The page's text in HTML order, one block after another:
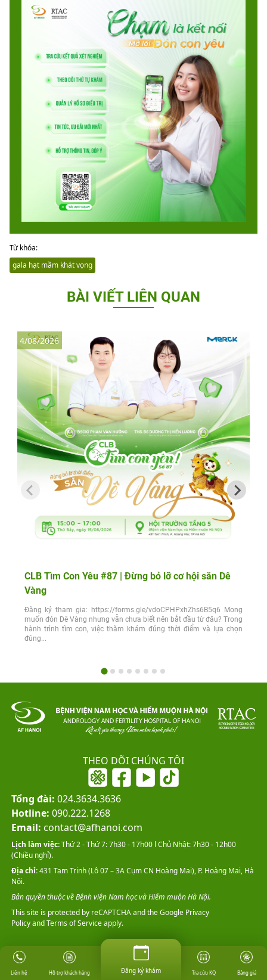
Từ khóa:
gala hạt mầm khát vọng
BÀI VIẾT LIÊN QUAN
CLB Tìm Con Yêu #87 | Đừng bỏ lỡ cơ hội săn Dê
Vàng
Đăng ký tham gia: https://forms.gle/vdoCPHPxhZhs6B5q6 Mong
muốn đón Dê Vàng nhưng vẫn chưa biết nên bắt đầu từ đâu? Trong
hành trình tìm con, việc thăm khám đúng thời điểm và lựa chọn
đúng...
4/08/2026
THEO DÕI CHÚNG TÔI
Tổng đài: 024.3634.3636
Hotline: 090.222.1268
Email: contact@afhanoi.com
This site is protected by reCAPTCHA and the GooglePrivacy
PolicyandTerms of Serviceapply.
Lịch làm việc:Thứ 2 - Thứ 7: 7h30 - 17h00 l Chủ Nhật: 7h30 - 12h00
(Chiều nghỉ).
Địa chỉ:431 Tam Trinh (Lô 07 – 3A Cụm CN Hoàng Mai), P. Hoàng Mai, Hà
Nội.
Bản quyền thuộc về Bệnh viện Nam học và Hiếm muộn Hà Nội.
Liên hệ Hỗ trợ khách hàng Đăng ký khám Tra cứu KQ Bảng giá
Đăng ký khám